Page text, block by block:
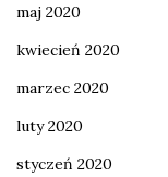
maj 2020
kwiecień 2020
marzec 2020
luty 2020
styczeń 2020